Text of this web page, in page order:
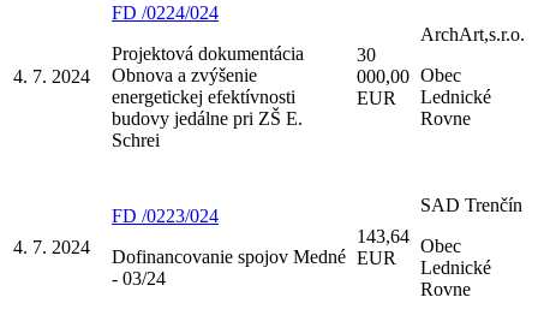
4. 7. 2024
FD /0224/024
Projektová dokumentácia
Obnova a zvýšenie
energetickej efektívnosti
budovy jedálne pri ZŠ E.
Schrei
30
000,00
EUR
ArchArt,s.r.o.
Obec
Lednické
Rovne
4. 7. 2024
FD /0223/024
Dofinancovanie spojov Medné
- 03/24
143,64
EUR
SAD Trenčín
Obec
Lednické
Rovne